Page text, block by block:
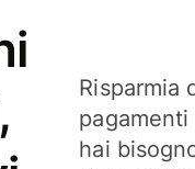
Risparmia
hai